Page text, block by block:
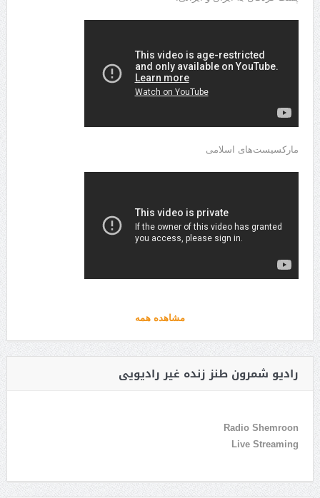
مارکسیست‌های اسلامی
مشاهده همه
رادیو شمرون طنز زنده غیر رادیویی
Radio Shemroon
Live Streaming